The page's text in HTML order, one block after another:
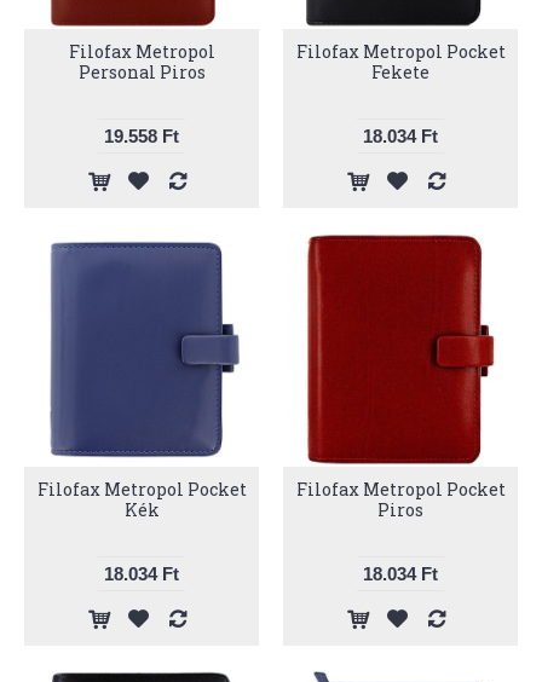
Filofax Metropol
Personal Piros
19.558 Ft
Filofax Metropol Pocket
Fekete
18.034 Ft
Filofax Metropol Pocket
Kék
18.034 Ft
Filofax Metropol Pocket
Piros
18.034 Ft